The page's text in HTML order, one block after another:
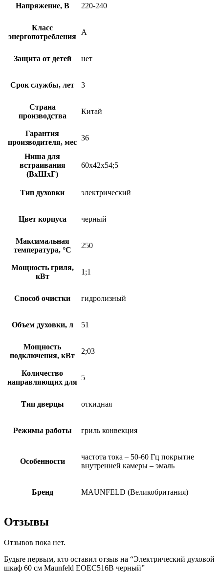
Напряжение, В 220-240
Класс
энергопотребления
A
Защита от детей нет
Срок службы, лет 3
Страна
производства
Китай
Гарантия
производителя, мес
36
Ниша для
встраивания
(ВхШхГ)
60х42х54;5
Тип духовки электрический
Цвет корпуса черный
Максимальная
температура, °С
250
Мощность гриля,
кВт
1;1
Способ очистки гидролизный
Объем духовки, л 51
Мощность
подключения, кВт
2;03
Количество
направляющих для
5
Тип дверцы откидная
Режимы работы гриль конвекция
Особенности
частота тока – 50-60 Гц покрытие
внутренней камеры – эмаль
Бренд MAUNFELD (Великобритания)
Отзывы
Отзывов пока нет.
Будьте первым, кто оставил отзыв на “Электрический духовой
шкаф 60 см Maunfeld EOEC516B черный”